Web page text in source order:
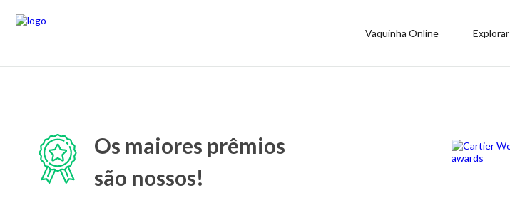
Vaquinha Online Explorar
Os maiores prêmios
são nossos!